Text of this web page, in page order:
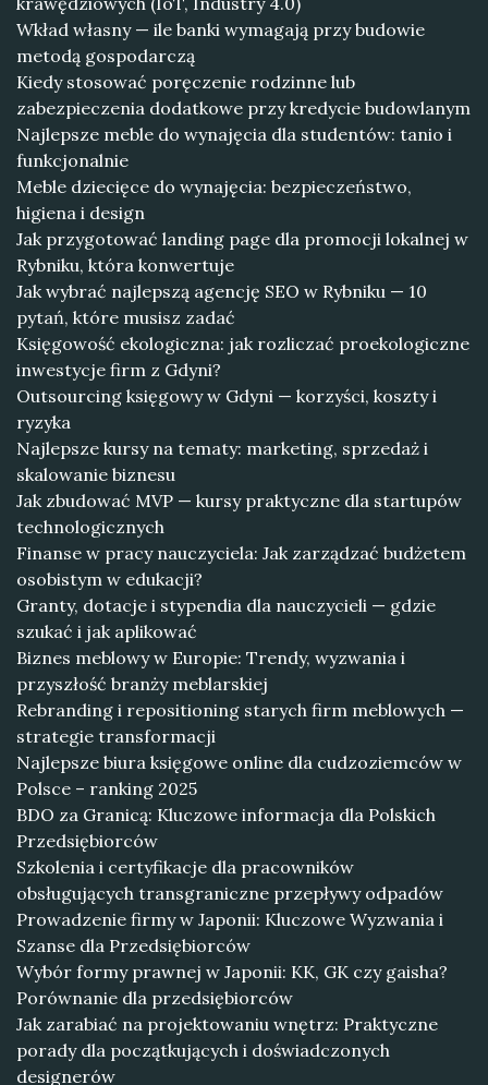
Wkład własny — ile banki wymagają przy budowie
metodą gospodarczą
Kiedy stosować poręczenie rodzinne lub
zabezpieczenia dodatkowe przy kredycie budowlanym
Najlepsze meble do wynajęcia dla studentów: tanio i
funkcjonalnie
Meble dziecięce do wynajęcia: bezpieczeństwo,
higiena i design
Jak przygotować landing page dla promocji lokalnej w
Rybniku, która konwertuje
Jak wybrać najlepszą agencję SEO w Rybniku — 10
pytań, które musisz zadać
Księgowość ekologiczna: jak rozliczać proekologiczne
inwestycje firm z Gdyni?
Outsourcing księgowy w Gdyni — korzyści, koszty i
ryzyka
Najlepsze kursy na tematy: marketing, sprzedaż i
skalowanie biznesu
Jak zbudować MVP — kursy praktyczne dla startupów
technologicznych
Finanse w pracy nauczyciela: Jak zarządzać budżetem
osobistym w edukacji?
Granty, dotacje i stypendia dla nauczycieli — gdzie
szukać i jak aplikować
Biznes meblowy w Europie: Trendy, wyzwania i
przyszłość branży meblarskiej
Rebranding i repositioning starych firm meblowych —
strategie transformacji
Najlepsze biura księgowe online dla cudzoziemców w
Polsce – ranking 2025
BDO za Granicą: Kluczowe informacja dla Polskich
Przedsiębiorców
Szkolenia i certyfikacje dla pracowników
obsługujących transgraniczne przepływy odpadów
Prowadzenie firmy w Japonii: Kluczowe Wyzwania i
Szanse dla Przedsiębiorców
Wybór formy prawnej w Japonii: KK, GK czy gaisha?
Porównanie dla przedsiębiorców
Jak zarabiać na projektowaniu wnętrz: Praktyczne
porady dla początkujących i doświadczonych
designerów